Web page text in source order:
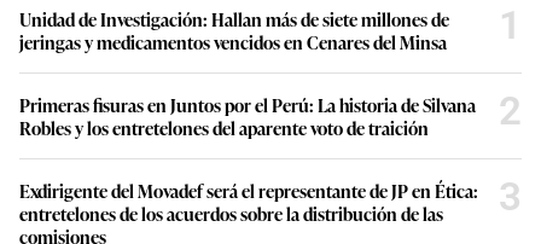
Unidad de Investigación: Hallan más de siete millones de
jeringas y medicamentos vencidos en Cenares del Minsa
1
Primeras fisuras en Juntos por el Perú: La historia de Silvana
Robles y los entretelones del aparente voto de traición
2
Exdirigente del Movadef será el representante de JP en Ética:
entretelones de los acuerdos sobre la distribución de las
comisiones
3